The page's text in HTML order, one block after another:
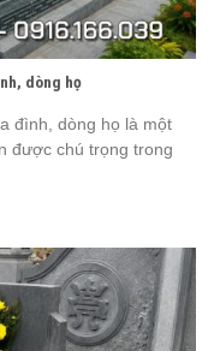
dòng họ
đình, dòng họ là một
được chú trọng trong